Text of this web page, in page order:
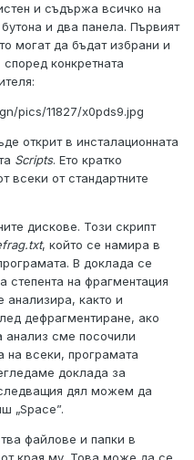
и съдържа всичко на
и два панела. Първият
могат да бъдат избрани и
конкретната
pics/11827/x0pds9.jpg
открит в инсталационната
Scripts. Ето кратко
всеки от стандартните
дискове. Този скрипт
, който се намира в
В доклада се
на фрагментация
анализира, както и
дефрагментиране, ако
анализ сме посочили
на всеки, програмата
доклада за
дял можем да
„Space”.
файлове и папки в